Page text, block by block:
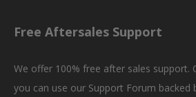
Free Aftersales Support
We offer 100% free after sales support.
you can use our Support Forum backed